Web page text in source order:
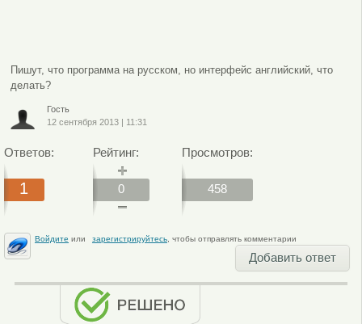
Пишут, что программа на русском, но интерфейс английский, что
делать?
Гость
12 сентября 2013| 11:31
Ответов:
1
Рейтинг:
0
Просмотров:
458
Войдите или зарегистрируйтесь, чтобы отправлять комментарии
Добавить ответ